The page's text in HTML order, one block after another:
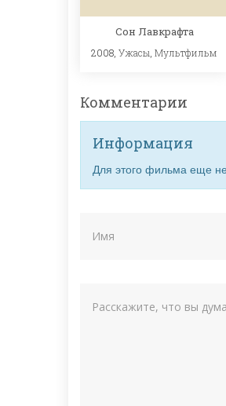
Сон Лавкрафта
2008, Ужасы Мультфильм
Комментарии
Информация
Для этого фильма еще